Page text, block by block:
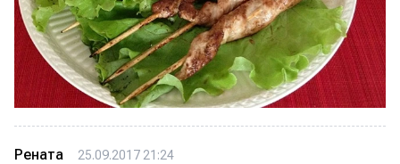
Рената 25.09.2017 21:24